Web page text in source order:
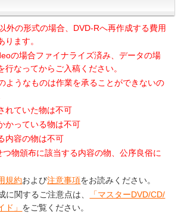
外の形式の場合、DVD-Rへ再作成する費用
ります。
の場合ファイナライズ済み、データの場
行なってからご入稿ください。
ようなものは作業を承ることができないの
れていた物は不可
かっている物は不可
内容の物は不可
つ物頒布に該当する内容の物、公序良俗に
規約および注意事項をお読みください。
に関するご注意点は、
「マスターDVD/CD/
ド」 をご覧ください。